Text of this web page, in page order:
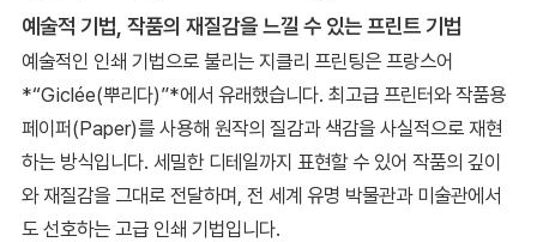
예술적 기법, 작품의 재질감을 느낄 수 있는 프린트 기법
예술적인 인쇄 기법으로 불리는 지클리 프린팅은 프랑스어
*“Giclée(뿌리다)”*에서 유래했습니다. 최고급 프린터와 작품용
페이퍼(Paper)를 사용해 원작의 질감과 색감을 사실적으로 재현
하는 방식입니다. 세밀한 디테일까지 표현할 수 있어 작품의 깊이
와 재질감을 그대로 전달하며, 전 세계 유명 박물관과 미술관에서
도 선호하는 고급 인쇄 기법입니다.